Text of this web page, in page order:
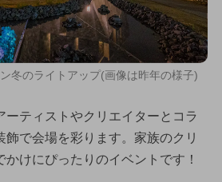
冬のライトアップ(画像は昨年の様子)
ーティストやクリエイターとコラ
飾で会場を彩ります。家族のクリ
かけにぴったりのイベントです！